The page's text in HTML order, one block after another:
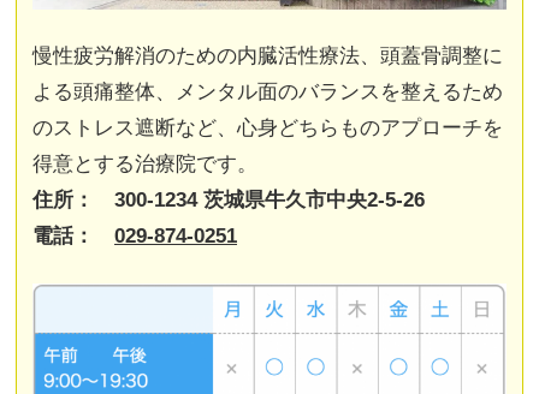
慢性疲労解消のための内臓活性療法、頭蓋骨調整に
よる頭痛整体、メンタル面のバランスを整えるため
のストレス遮断など、心身どちらものアプローチを
得意とする治療院です。
住所： 300-1234 茨城県牛久市中央2-5-26
電話：029-874-0251